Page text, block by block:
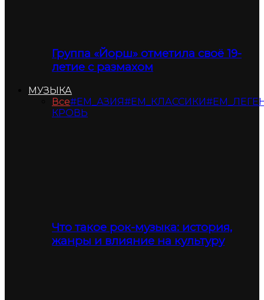
Группа «Йорш» отметила своё 19-
летие с размахом
МУЗЫКА
Все#ЕМ_АЗИЯ#ЕМ_КЛАССИКИ
КРОВЬ
Что такое рок-музыка: история,
жанры и влияние на культуру